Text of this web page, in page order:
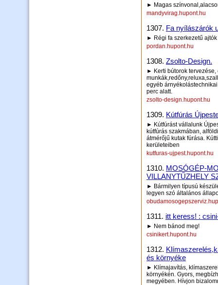
► Magas
mandyvirag.hupont.hu
1307. Fa nyílászárók
► Régi fa szerkezetű
pordan.hupont.hu
1308. Zsolto-Design.
► Kerti bútorok
egyéb
perc alatt.
zsolto-design.hupont.hu
1309. Kútfúrás
► Kútfúrást vállalunk
kútfúrás szakmában,
átmérőjű kutak fúrása.
kerületeiben
kutfuras-ujpest.hupont.hu
1310. MOSÓGÉP-
VILLANYTŰZHELY
► Bármilyen típusú
legyen szó általános
1311. itt keress! :
► Nem bánod meg!
csinikert.hupont.hu
1312.
és környéke
► Klímajavítás,
környékén. Gyors,
megyében. Hívjon